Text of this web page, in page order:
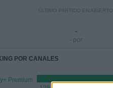
ÚLTIMO PARTIDO EN ABIERTO
-
- por
POR CANALES
Premium